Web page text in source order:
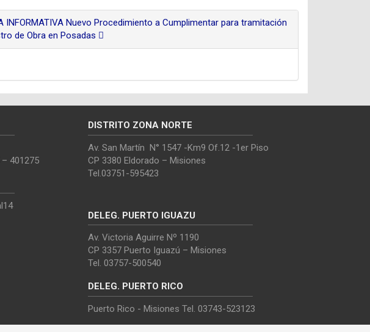
INFORMATIVA Nuevo Procedimiento a Cumplimentar para tramitación
de Obra en Posadas
401275
DISTRITO ZONA NORTE
Av. San Martín N° 1547 -Km9 Of.12 -1er Piso
CP 3380 Eldorado – Misiones
Tel.03751-595423
DELEG. PUERTO IGUAZU
Av. Victoria Aguirre Nº 1190
CP 3357 Puerto Iguazú – Misiones
Tel. 03757-500540
DELEG. PUERTO RICO
Puerto Rico - Misiones Tel. 03743-523123